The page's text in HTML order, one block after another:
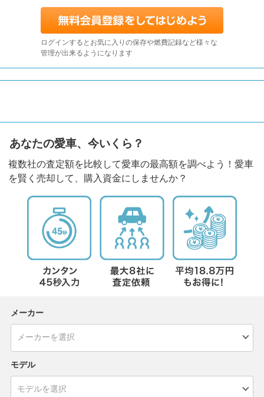
ログインするとお気に入りの保存や燃費記録など様々な
管理が出来るようになります
あなたの愛車、今いくら？
複数社の査定額を比較して愛車の最高額を調べよう！愛車
を賢く売却して、購入資金にしませんか？
メーカー
モデル